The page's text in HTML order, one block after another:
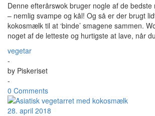
Denne efterårswok bruger nogle af de
– nemlig svampe og kål! Og så er der brugt
kokosmælk til at ‘binde’ smagene sammen.
noget af de letteste og hurtigste at lave, når
vegetar
-
by Piskeriset
-
0 Comments
28. april 2018